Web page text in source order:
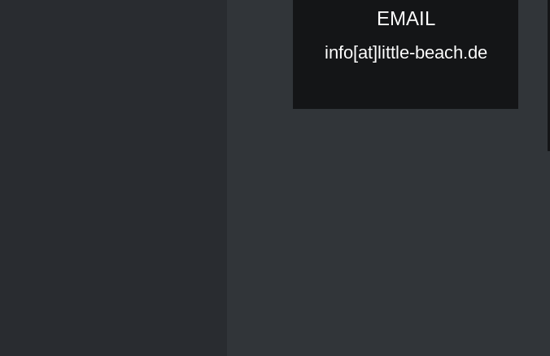
EMAIL
info[at]little-beach.de